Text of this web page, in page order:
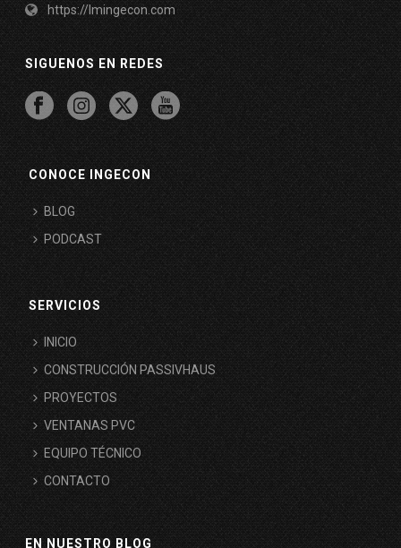
https://lmingecon.com
SIGUENOS EN REDES
CONOCE INGECON
BLOG
PODCAST
SERVICIOS
INICIO
CONSTRUCCIÓN PASSIVHAUS
PROYECTOS
VENTANAS PVC
EQUIPO TÉCNICO
CONTACTO
EN NUESTRO BLOG